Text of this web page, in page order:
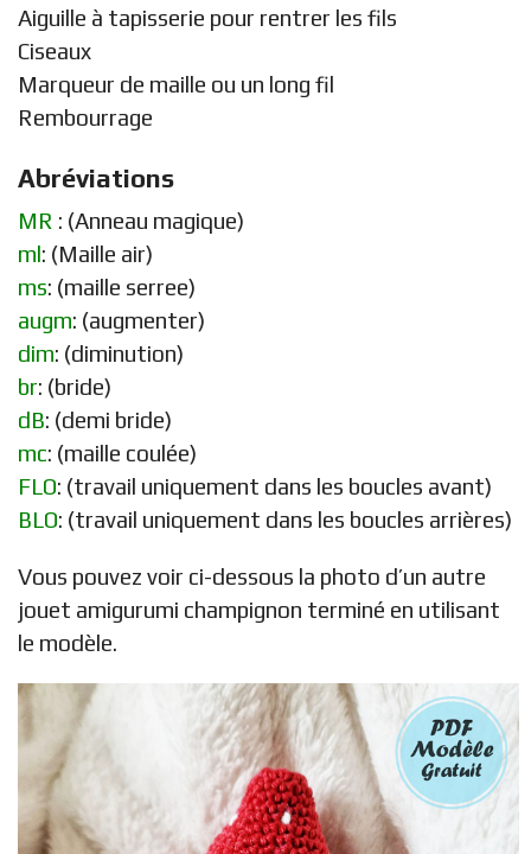
Aiguille à tapisserie pour rentrer les fils
Ciseaux
Marqueur de maille ou un long fil
Rembourrage
Abréviations
MR : (Anneau magique)
ml: (Maille air)
ms: (maille serree)
augm: (augmenter)
dim: (diminution)
br: (bride)
dB: (demi bride)
mc: (maille coulée)
FLO: (travail uniquement dans les boucles avant)
BLO: (travail uniquement dans les boucles arrières)
Vous pouvez voir ci-dessous la photo d’un autre
jouet amigurumi champignon terminé en utilisant
le modèle.